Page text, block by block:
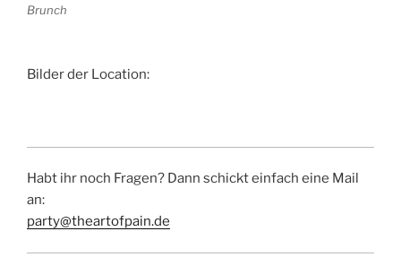
Brunch
Bilder der Location:
Habt ihr noch Fragen? Dann schickt einfach eine Mail
an:
party@theartofpain.de